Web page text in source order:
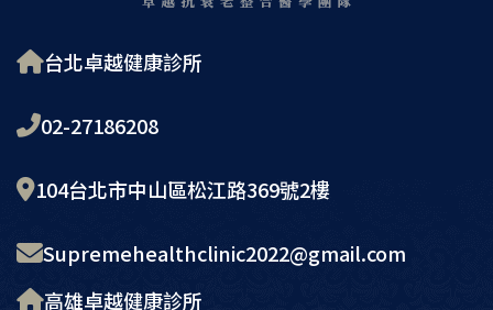
台北卓越健康診所
02-27186208
104台北市中山區松江路369號2樓
Supremehealthclinic2022@gmail.com
高雄卓越健康診所